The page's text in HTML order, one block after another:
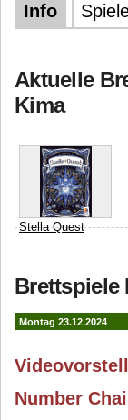
Info
Aktuelle
Kima
Stella Quest
Ltd. Beomhee Kima
Brettspiele
Montag 23.12.2024
Number